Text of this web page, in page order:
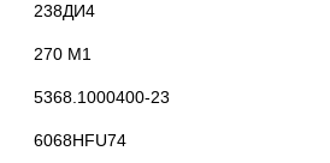
238ДИ4
270 M1
5368.1000400-23
6068HFU74